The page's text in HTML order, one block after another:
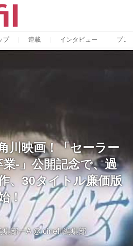
プ 連載 インタビュー プレ
川映画！「セーラー
-」公開記念で、過
、30タイトル廉価版
！
集部ーA@cinefil編集部